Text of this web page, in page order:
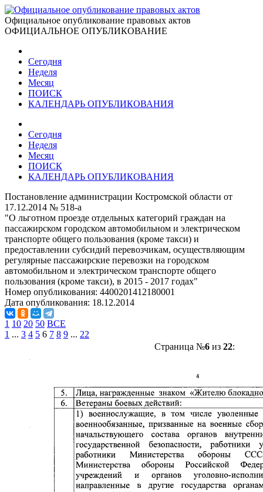
Официальное опубликование правовых актов
ОФИЦИАЛЬНОЕ ОПУБЛИКОВАНИЕ
Сегодня
Неделя
Месяц
ПОИСК
КАЛЕНДАРЬ ОПУБЛИКОВАНИЯ
Сегодня
Неделя
Месяц
ПОИСК
КАЛЕНДАРЬ ОПУБЛИКОВАНИЯ
Постановление администрации Костромской области от
17.12.2014 № 518-а
"О льготном проезде отдельных категорий граждан на
пассажирском городском автомобильном и электрическом
транспорте общего пользования (кроме такси) и
предоставлении субсидий перевозчикам, осуществляющим
регулярные пассажирские перевозки на городском
автомобильном и электрическом транспорте общего
пользования (кроме такси), в 2015 - 2017 годах"
Номер опубликования: 4400201412180001
Дата опубликования: 18.12.2014
1 10 20 50 ВСЕ
1 ... 3 4 5 6 7 8 9 ... 22
Страница №6из 22: